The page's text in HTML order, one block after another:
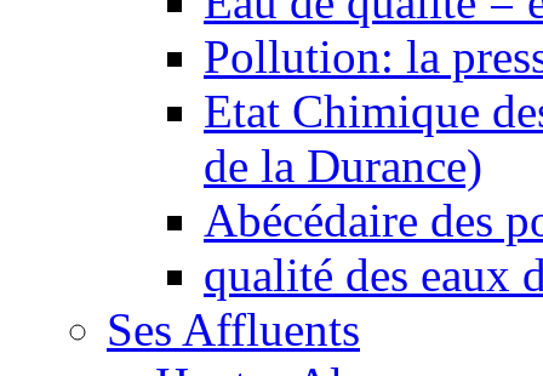
Pollution: la
Etat Chimique
de la Durance)
Abécédaire des
qualité des eaux
Ses Affluents